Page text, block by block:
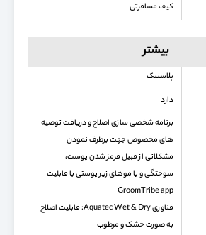
کیف مسافرتی
بیشتر
پلاستیک
دارد
برنامه شخصی سازی اصلاح و دریافت توصیه
های مخصوص جهت برطرف نمودن
مشکلاتی از قبیل قرمز شدن پوست،
سوختگی و یا موهای زیر پوستی با قابلیت
GroomTribe app
فناوری Aquatec Wet & Dry: قابلیت اصلاح
به صورت خشک و مرطوب